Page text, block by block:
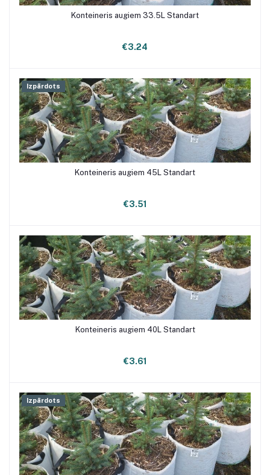
Konteineris augiem 33.5L Standart
€3.24
Izpārdots
Konteineris augiem 45L Standart
€3.51
Pievienot grozam
Konteineris augiem 40L Standart
€3.61
Izpārdots